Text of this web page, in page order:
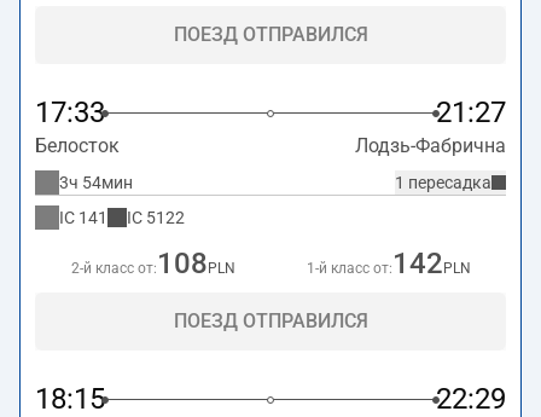
ПОЕЗД ОТПРАВИЛСЯ
17:33 21:27
Белосток Лодзь-Фабрична
1 пересадка
3ч 54мин
IC 141 IC 5122
2-й класс от: 108 PLN 1-й класс от: 142 PLN
ПОЕЗД ОТПРАВИЛСЯ
18:15 22:29